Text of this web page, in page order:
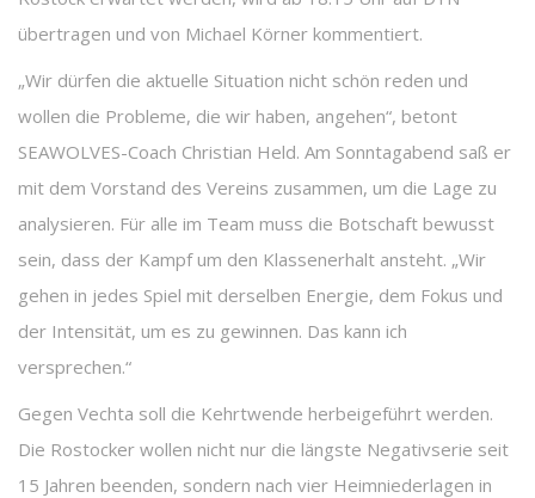
übertragen und von Michael Körner kommentiert.
„Wir dürfen die aktuelle Situation nicht schön reden und
wollen die Probleme, die wir haben, angehen“, betont
SEAWOLVES-Coach Christian Held. Am Sonntagabend saß er
mit dem Vorstand des Vereins zusammen, um die Lage zu
analysieren. Für alle im Team muss die Botschaft bewusst
sein, dass der Kampf um den Klassenerhalt ansteht. „Wir
gehen in jedes Spiel mit derselben Energie, dem Fokus und
der Intensität, um es zu gewinnen. Das kann ich
versprechen.“
Gegen Vechta soll die Kehrtwende herbeigeführt werden.
Die Rostocker wollen nicht nur die längste Negativserie seit
15 Jahren beenden, sondern nach vier Heimniederlagen in